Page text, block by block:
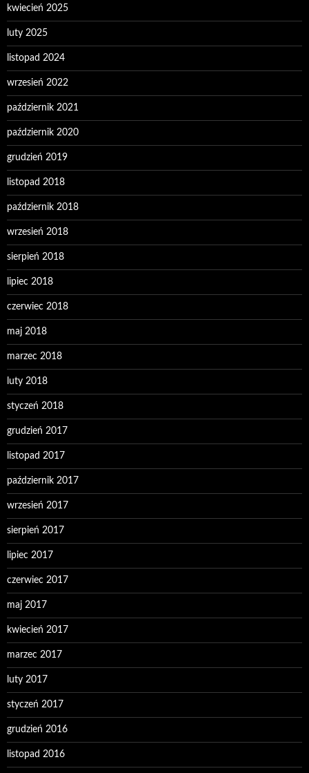
kwiecień 2025
luty 2025
listopad 2024
wrzesień 2022
październik 2021
październik 2020
grudzień 2019
listopad 2018
październik 2018
wrzesień 2018
sierpień 2018
lipiec 2018
czerwiec 2018
maj 2018
marzec 2018
luty 2018
styczeń 2018
grudzień 2017
listopad 2017
październik 2017
wrzesień 2017
sierpień 2017
lipiec 2017
czerwiec 2017
maj 2017
kwiecień 2017
marzec 2017
luty 2017
styczeń 2017
grudzień 2016
listopad 2016